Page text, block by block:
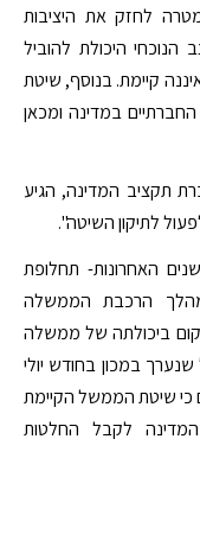
לחזק את היציבות
היכולת להוביל
קיימת. בנוסף, שיטת
במדינה ומכאן
תקציב המדינה, הגיע
לתיקון השיטה".
האחרונות- תחלופת
הרכבת הממשלה
ביכולתה של ממשלה
במכון בחודש יולי
סבורים כי שיטת הממשל הקיימת
לקבל החלטות